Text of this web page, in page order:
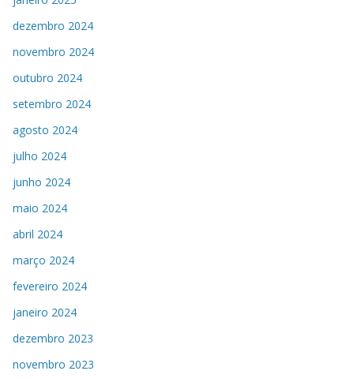
dezembro 2024
novembro 2024
outubro 2024
setembro 2024
agosto 2024
julho 2024
junho 2024
maio 2024
abril 2024
março 2024
fevereiro 2024
janeiro 2024
dezembro 2023
novembro 2023